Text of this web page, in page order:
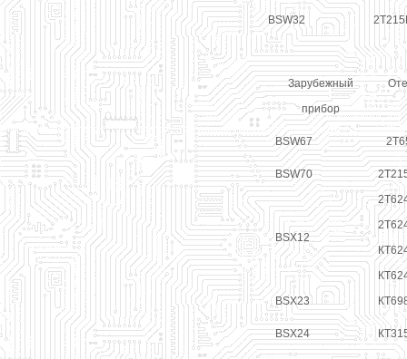
BSW32
Зарубежный
прибор
BSW67
BSW70
BSX12
BSX23
BSX24